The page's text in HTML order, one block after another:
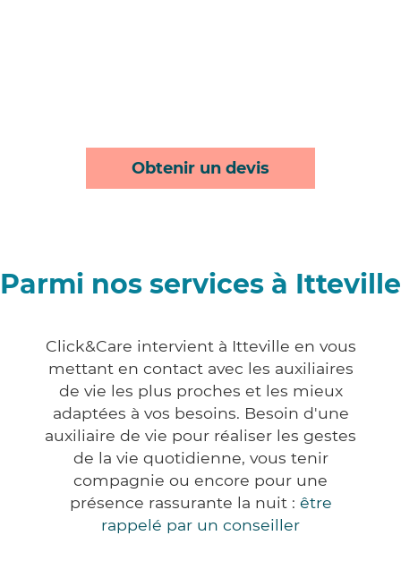
Obtenir un devis
Parmi nos services à Itteville
Click&Care intervient à Itteville en vous
mettant en contact avec les auxiliaires
de vie les plus proches et les mieux
adaptées à vos besoins. Besoin d'une
auxiliaire de vie pour réaliser les gestes
de la vie quotidienne, vous tenir
compagnie ou encore pour une
présence rassurante la nuit : être
rappelé par un conseiller